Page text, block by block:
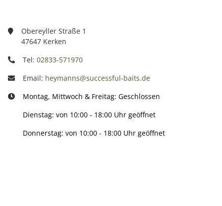
Obereyller Straße 1
47647 Kerken
Tel: 02833-571970
Email: heymanns@successful-baits.de
Montag, Mittwoch & Freitag: Geschlossen
Dienstag: von 10:00 - 18:00 Uhr geöffnet
Donnerstag: von 10:00 - 18:00 Uhr geöffnet